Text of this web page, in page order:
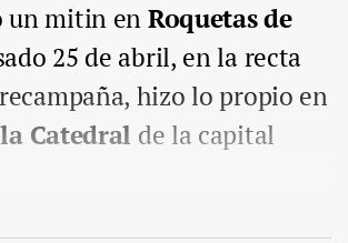
un mitin enRoquetas de
25 de abril, en la recta
hizo lo propio en
Catedral de la capital